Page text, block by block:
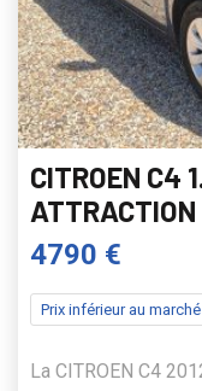
CITROEN C4
4790 €
Prix inférieur au marché
La CITROEN C4